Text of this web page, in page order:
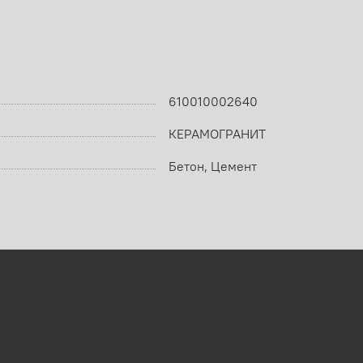
610010002640
КЕРАМОГРАНИТ
Бетон, Цемент